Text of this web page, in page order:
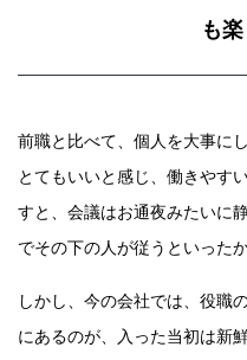
も
前職と比べて、個人を大事に
とてもいいと感じ、働きやす
すと、会議はお通夜みたいに
でその下の人が従うといった
しかし、今の会社では、役職
にあるのが、入った当初は新